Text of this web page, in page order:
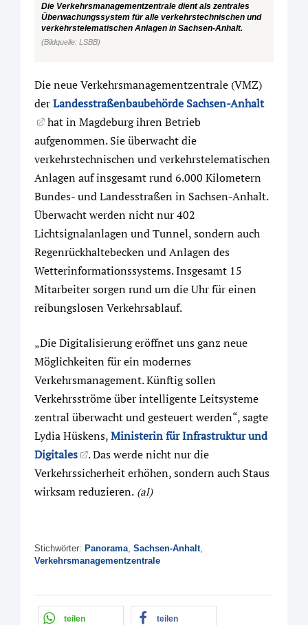
Die Verkehrsmanagementzentrale dient als zentrales
Überwachungssystem für alle verkehrstechnischen und
verkehrstelematischen Anlagen in Sachsen-Anhalt.
(Bildquelle: LSBB)
Die neue Verkehrsmanagementzentrale (VMZ)
derLandesstraßenbaubehörde Sachsen-Anhalt
hat in Magdeburg ihren Betrieb
aufgenommen. Sie überwacht die
verkehrstechnischen und verkehrstelematischen
Anlagen auf insgesamt rund 6.000 Kilometern
Bundes- und Landesstraßen in Sachsen-Anhalt.
Überwacht werden nicht nur 402
Lichtsignalanlagen und Tunnel, sondern auch
Regenrückhaltebecken und Anlagen des
Wetterinformationssystems. Insgesamt 15
Mitarbeiter sorgen rund um die Uhr für einen
reibungslosen Verkehrsablauf.
„Die Digitalisierung eröffnet uns ganz neue
Möglichkeiten für ein modernes
Verkehrsmanagement. Künftig sollen
Verkehrsströme über intelligente Leitsysteme
zentral überwacht und gesteuert werden“, sagte
Lydia Hüskens,Ministerin für Infrastruktur und
Digitales
. Das werde nicht nur die
Verkehrssicherheit erhöhen, sondern auch Staus
wirksam reduzieren. (al)
Stichwörter: Panorama, Sachsen-Anhalt,
Verkehrsmanagementzentrale
teilen teilen